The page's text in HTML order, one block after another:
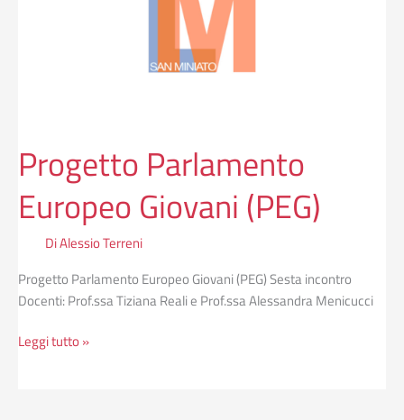
Progetto Parlamento
Europeo Giovani (PEG)
DiAlessio Terreni
Progetto Parlamento Europeo Giovani (PEG) Sesta incontro
Docenti: Prof.ssa Tiziana Reali e Prof.ssa Alessandra Menicucci
Leggi tutto »